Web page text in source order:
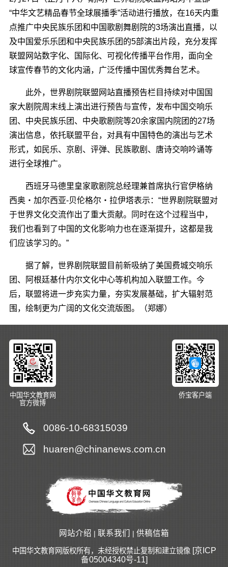
“中华文艺精品春节全球展播季”活动进行播放，在16天内重
点推广中央民族乐团和中国歌剧舞剧院的3场演出直播，以
及中国爱乐乐团和中央民族乐团的5部演出片段，充分发挥
联盟网站数字化、国际化、可视化传播平台作用，面向全
球宣传春节的文化内涵，广泛传播中国优秀舞台艺术。
此外，世界剧院联盟网站直播预告栏目持续对中国国
家大剧院周末线上演出进行预告与宣传，发布中国交响乐
团、中央民族乐团、中央歌剧院等20余家国内院团的27场
演出信息，依托联盟平台，对具有中国特色的演出与艺术
形式，如民乐、京剧、评弹、民族歌剧、唐诗交响吟诵等
进行全球推广。
西班牙马德里皇家歌剧院总经理兼首席执行官伊格纳
西奥・加尔西亚-贝伦格尔・拉伊塔表示：“世界剧院联盟对
于世界文化交流作出了重大贡献。同时在这个过程当中，
我们也看到了中国的文化影响力也在逐渐提升，这都是我
们应该学习的。”
据了解，世界剧院联盟目前新吸纳了美国费城交响乐
团、阿根廷基什内尔文化中心等机构加入联盟工作。今
后，联盟将进一步充实力量，夯实发展基础，扩大辐射范
围，绘制更为广阔的文化交流版图。（郑娜）
中国华文教育网
官方微博
侨宝客户端
0086-10-68315039
huaren@chinanews.com.cn
网站介绍 | 联系我们 | 供稿信箱
中国华文教育网版权所有，未经授权禁止复制和建立镜像 [京ICP
备05004340号-11]